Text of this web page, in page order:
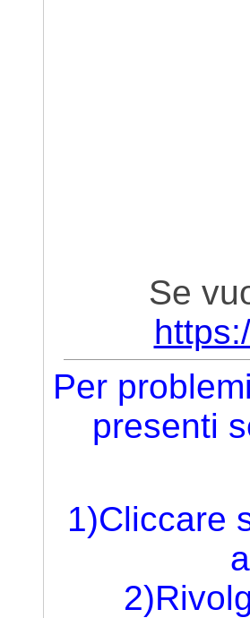
Se
Per
presenti
1)Cliccare